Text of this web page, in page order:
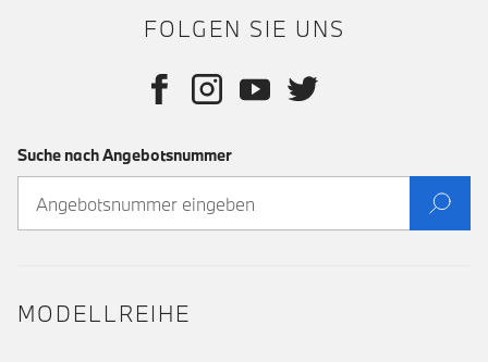
FOLGEN SIE UNS
Suche nach Angebotsnummer
MODELLREIHE